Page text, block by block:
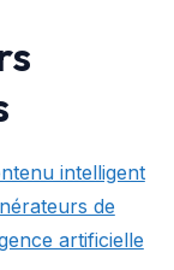
intelligent
de
artificielle